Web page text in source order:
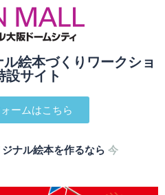
絵本づくりワークショ
設サイト
ームはこちら
ナル絵本を作るなら 今 すぐ